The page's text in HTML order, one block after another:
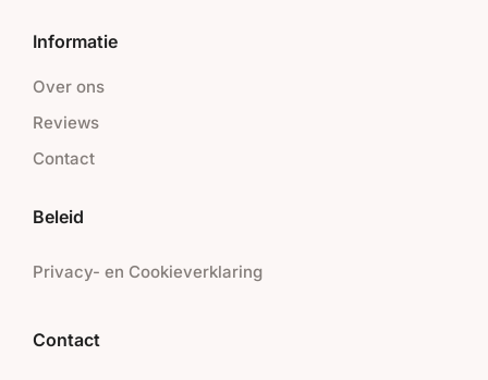
Informatie
Over ons
Reviews
Contact
Beleid
Privacy- en Cookieverklaring
Contact